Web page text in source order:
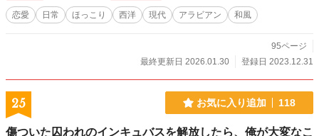
恋愛 日常 ほっこり 西洋 現代 アラビアン 和風
95ページ
最終更新日 2026.01.30
登録日 2023.12.31
25 お気に入り追加 118
傷ついた囚われのインキュバスを解放したら、俺が大変なこ